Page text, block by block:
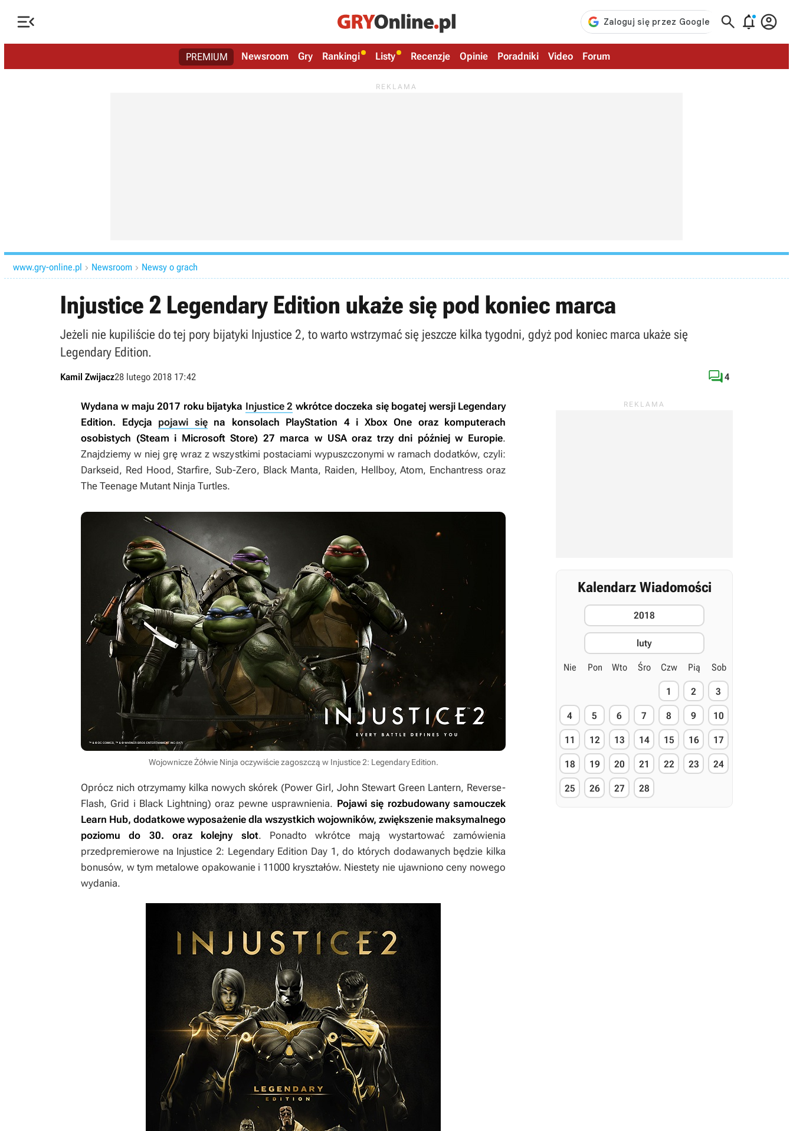
   
PREMIUM Newsroom Gry Rankingi Listy Recenzje Opinie Poradniki Video Forum
www.gry-online.pl  Newsroom  Newsy o grach
Injustice 2 Legendary Edition ukaże się pod koniec marca
Jeżeli nie kupiliście do tej pory bijatyki Injustice 2, to warto wstrzymać się jeszcze kilka tygodni, gdyż pod koniec marca ukaże się
Legendary Edition.
Kamil Zwijacz28 lutego 2018 17:42 4
Wydana w maju 2017 roku bijatyka Injustice 2 wkrótce doczeka się bogatej wersji Legendary
Edition. Edycja pojawi sięna konsolach PlayStation 4 i Xbox One oraz komputerach
osobistych (Steam i Microsoft Store) 27 marca w USA oraz trzy dni później w Europie.
Znajdziemy w niej grę wraz z wszystkimi postaciami wypuszczonymi w ramach dodatków, czyli:
Darkseid, Red Hood, Starfire, Sub-Zero, Black Manta, Raiden, Hellboy, Atom, Enchantress oraz
The Teenage Mutant Ninja Turtles.
Wojownicze Żółwie Ninja oczywiście zagoszczą w Injustice 2: Legendary Edition.
Oprócz nich otrzymamy kilka nowych skórek (Power Girl, John Stewart Green Lantern, Reverse-
Flash, Grid i Black Lightning) oraz pewne usprawnienia. Pojawi się rozbudowany samouczek
Learn Hub, dodatkowe wyposażenie dla wszystkich wojowników, zwiększenie maksymalnego
poziomu do 30. oraz kolejny slot. Ponadto wkrótce mają wystartować zamówienia
przedpremierowe na Injustice 2: Legendary Edition Day 1 , do których dodawanych będzie kilka
bonusów, w tym metalowe opakowanie i 11000 kryształów. Niestety nie ujawniono ceny nowego
wydania.
Kalendarz Wiadomości
2018
luty
Nie Pon Wto Śro Czw Pią Sob
1 2 3
4 5 6 7 8 9 10
11 12 13 14 15 16 17
18 19 20 21 22 23 24
25 26 27 28